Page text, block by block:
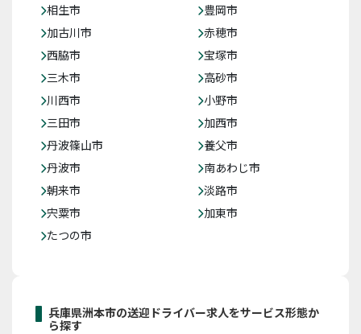
相生市
豊岡市
加古川市
赤穂市
西脇市
宝塚市
三木市
高砂市
川西市
小野市
三田市
加西市
丹波篠山市
養父市
丹波市
南あわじ市
朝来市
淡路市
宍粟市
加東市
たつの市
兵庫県洲本市の送迎ドライバー求人をサービス形態か
ら探す